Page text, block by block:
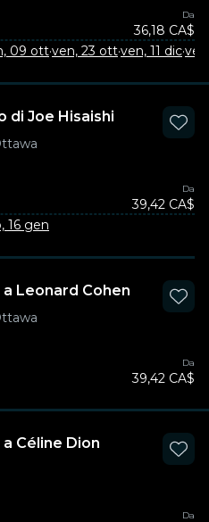
Da
36,18 CA$
09 ott·ven, 23 ott·ven, 11 dic·
di Joe Hisaishi
Da
39,42 CA$
16 gen
Leonard Cohen
Da
39,42 CA$
Céline Dion
Da